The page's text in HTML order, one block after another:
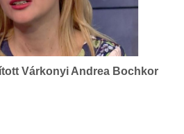
Várkonyi Andrea Bochkor